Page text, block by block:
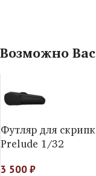
Возможно
Футляр для
Prelude 1/32
3 500₽